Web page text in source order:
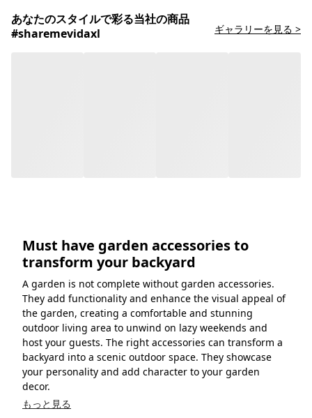
あなたのスタイルで彩る当社の商品
#sharemevidaxl
ギャラリーを見る >
Must have garden accessories to
transform your backyard
A garden is not complete without garden accessories.
They add functionality and enhance the visual appeal of
the garden, creating a comfortable and stunning
outdoor living area to unwind on lazy weekends and
host your guests. The right accessories can transform a
backyard into a scenic outdoor space. They showcase
your personality and add character to your garden
decor.
もっと見る